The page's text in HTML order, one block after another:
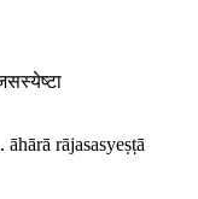
rājasasyeṣṭā